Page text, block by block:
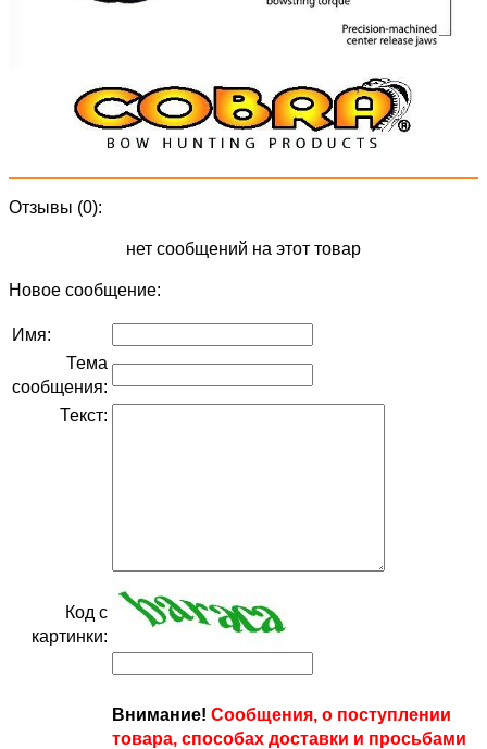
Отзывы (0):
нет сообщений на этот товар
Новое сообщение:
Имя:
Тема
сообщения:
Текст:
Код с
картинки:
Внимание! Сообщения, о поступлении
товара, способах доставки и просьбами